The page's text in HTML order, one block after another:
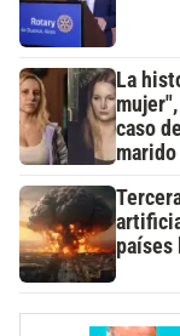
La
caso
marido
países